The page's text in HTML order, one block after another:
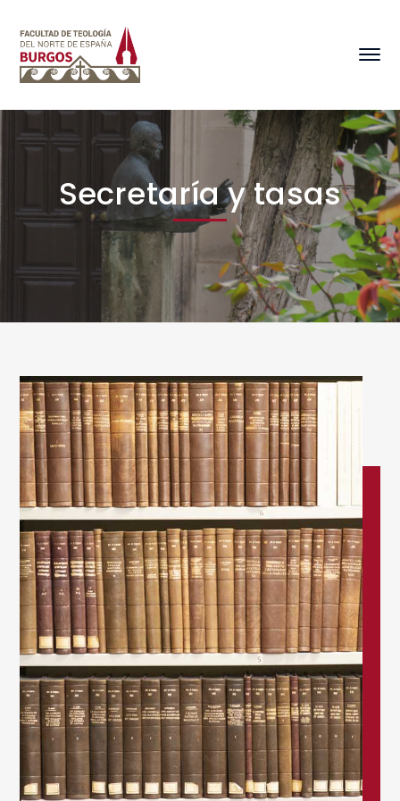
Secretaría y tasas